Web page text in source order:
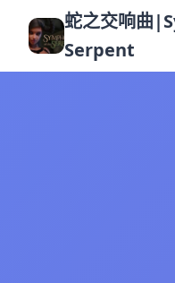
蛇之交响曲
Serpent